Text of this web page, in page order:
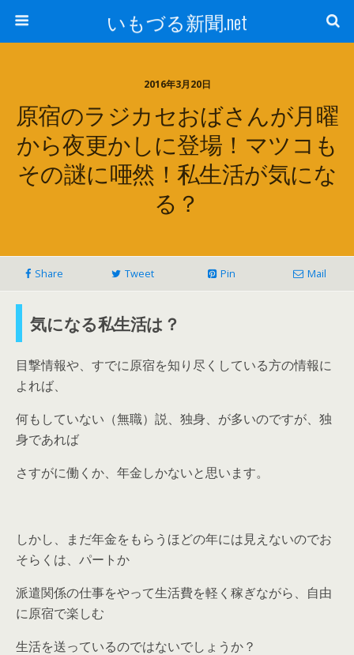
いもづる新聞.net
2016年3月20日
原宿のラジカセおばさんが月曜
から夜更かしに登場！マツコも
その謎に唖然！私生活が気にな
る？
Share Tweet Pin Mail
気になる私生活は？
目撃情報や、すでに原宿を知り尽くしている方の情報に
よれば、
何もしていない（無職）説、独身、が多いのですが、独
身であれば
さすがに働くか、年金しかないと思います。
しかし、まだ年金をもらうほどの年には見えないのでお
そらくは、パートか
派遣関係の仕事をやって生活費を軽く稼ぎながら、自由
に原宿で楽しむ
生活を送っているのではないでしょうか？